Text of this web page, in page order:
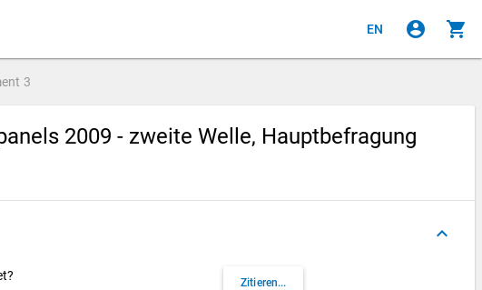
EN account_circle shopping_cart
3
2009 - zweite Welle, Hauptbefragung
keyboard_arrow_up
Zitieren...